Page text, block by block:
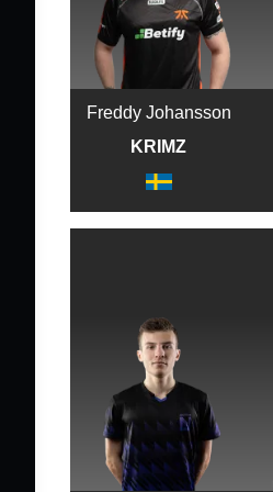
Freddy Johansson
KRIMZ